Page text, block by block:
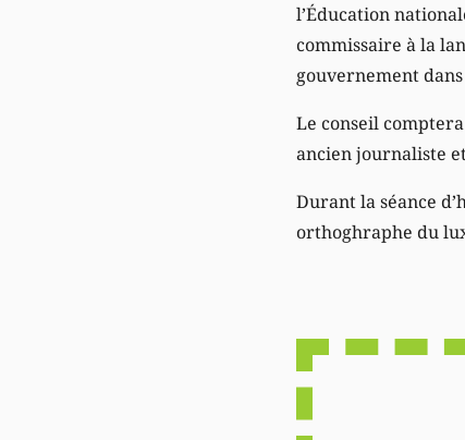
l’Éducation
commissaire à la
gouvernement
Le conseil
ancien journaliste
Durant la séance
orthoghraphe du